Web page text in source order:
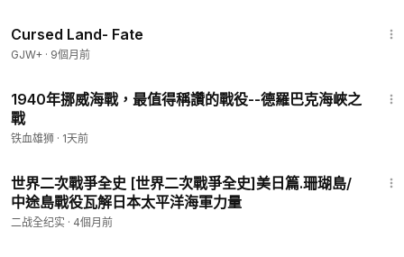
Cursed Land- Fate
GJW+ · 9個月前
1940年挪威海戰，最值得稱讚的戰役--德羅巴克海峽之
戰
铁血雄狮 · 1天前
世界二次戰爭全史 [世界二次戰爭全史]美日篇.珊瑚島/
中途島戰役瓦解日本太平洋海軍力量
二战全纪实 · 4個月前